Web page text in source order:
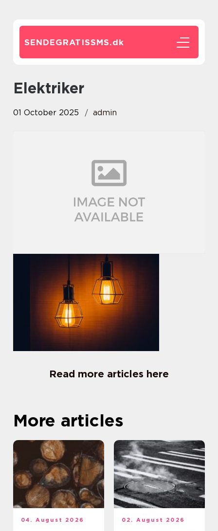
SENDEGRATISSMS.dk
Elektriker
01 October 2025 admin
Read more articles here
More articles
04. August 2026 02. August 2026